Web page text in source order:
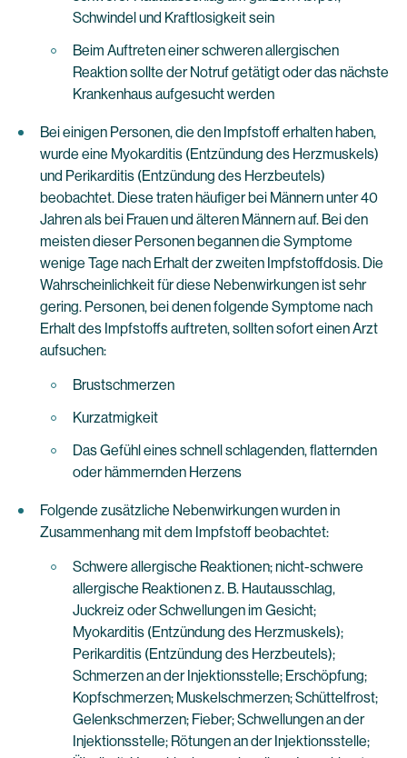
Schwindel und Kraftlosigkeit sein
Beim Auftreten einer schweren allergischen
Reaktion sollte der Notruf getätigt oder das nächste
Krankenhaus aufgesucht werden
Bei einigen Personen, die den Impfstoff erhalten haben,
wurde eine Myokarditis (Entzündung des Herzmuskels)
und Perikarditis (Entzündung des Herzbeutels)
beobachtet. Diese traten häufiger bei Männern unter 40
Jahren als bei Frauen und älteren Männern auf. Bei den
meisten dieser Personen begannen die Symptome
wenige Tage nach Erhalt der zweiten Impfstoffdosis. Die
Wahrscheinlichkeit für diese Nebenwirkungen ist sehr
gering. Personen, bei denen folgende Symptome nach
Erhalt des Impfstoffs auftreten, sollten sofort einen Arzt
aufsuchen:
Brustschmerzen
Kurzatmigkeit
Das Gefühl eines schnell schlagenden, flatternden
oder hämmernden Herzens
Folgende zusätzliche Nebenwirkungen wurden in
Zusammenhang mit dem Impfstoff beobachtet:
Schwere allergische Reaktionen; nicht-schwere
allergische Reaktionen z. B. Hautausschlag,
Juckreiz oder Schwellungen im Gesicht;
Myokarditis (Entzündung des Herzmuskels);
Perikarditis (Entzündung des Herzbeutels);
Schmerzen an der Injektionsstelle; Erschöpfung;
Kopfschmerzen; Muskelschmerzen; Schüttelfrost;
Gelenkschmerzen; Fieber; Schwellungen an der
Injektionsstelle; Rötungen an der Injektionsstelle;